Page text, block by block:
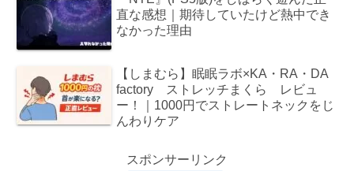
直な感想｜期待していたけど熱中でき
なかった理由
【しまむら】眠眠ラボ×KA・RA・DA
factory ストレッチまくら レビュ
ー！｜1000円でストレートネックをじ
んわりケア
スポンサーリンク